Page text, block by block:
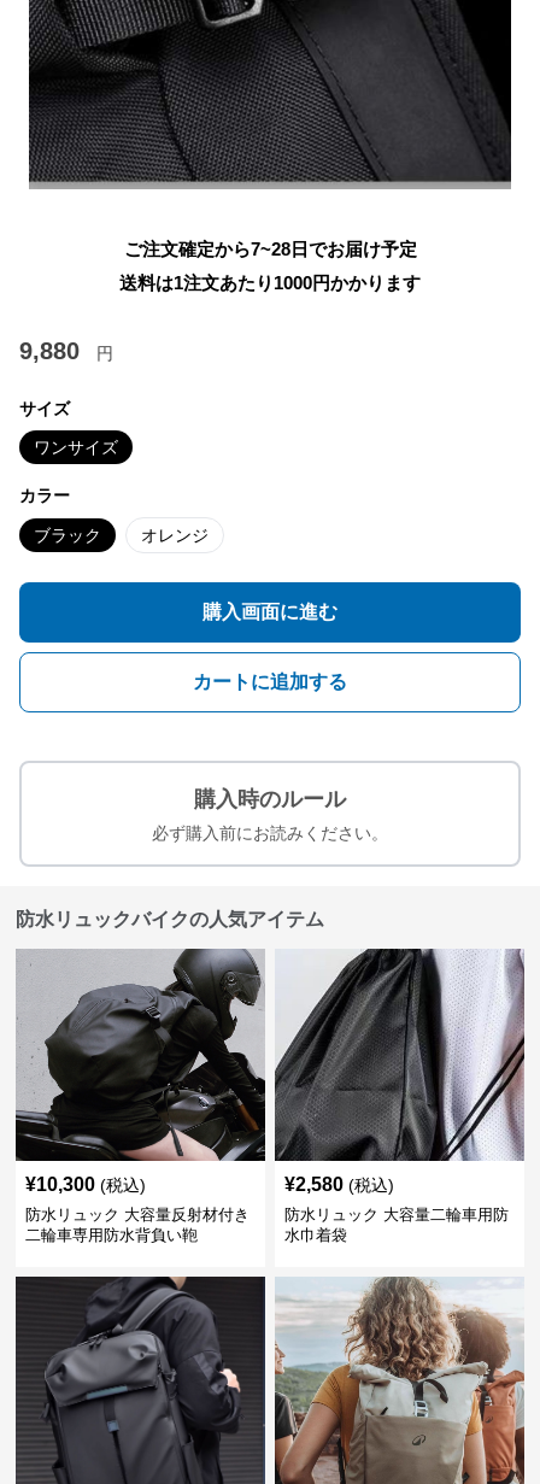
ご注文確定から7~28日でお届け予定
送料は1注文あたり 1000円かかります
9,880 円
サイズ
ワンサイズ
カラー
ブラック オレンジ
購入画面に進む
カートに追加する
購入時のルール
必ず購入前にお読みください。
防水リュックバイクの人気アイテム
¥10,300 (税込)
防水リュック 大容量反射材付き
二輪車専用防水背負い鞄
¥2,580 (税込)
防水リュック 大容量二輪車用防
水巾着袋